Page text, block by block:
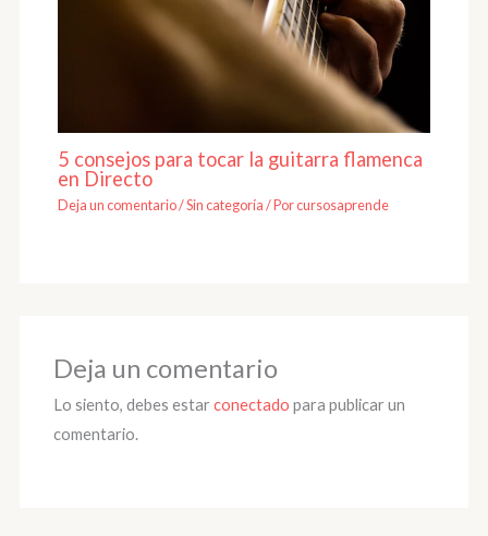
5 consejos para tocar la guitarra flamenca
en Directo
Deja un comentario/Sin categoría/ Porcursosaprende
Deja un comentario
Lo siento, debes estarconectado para publicar un
comentario.